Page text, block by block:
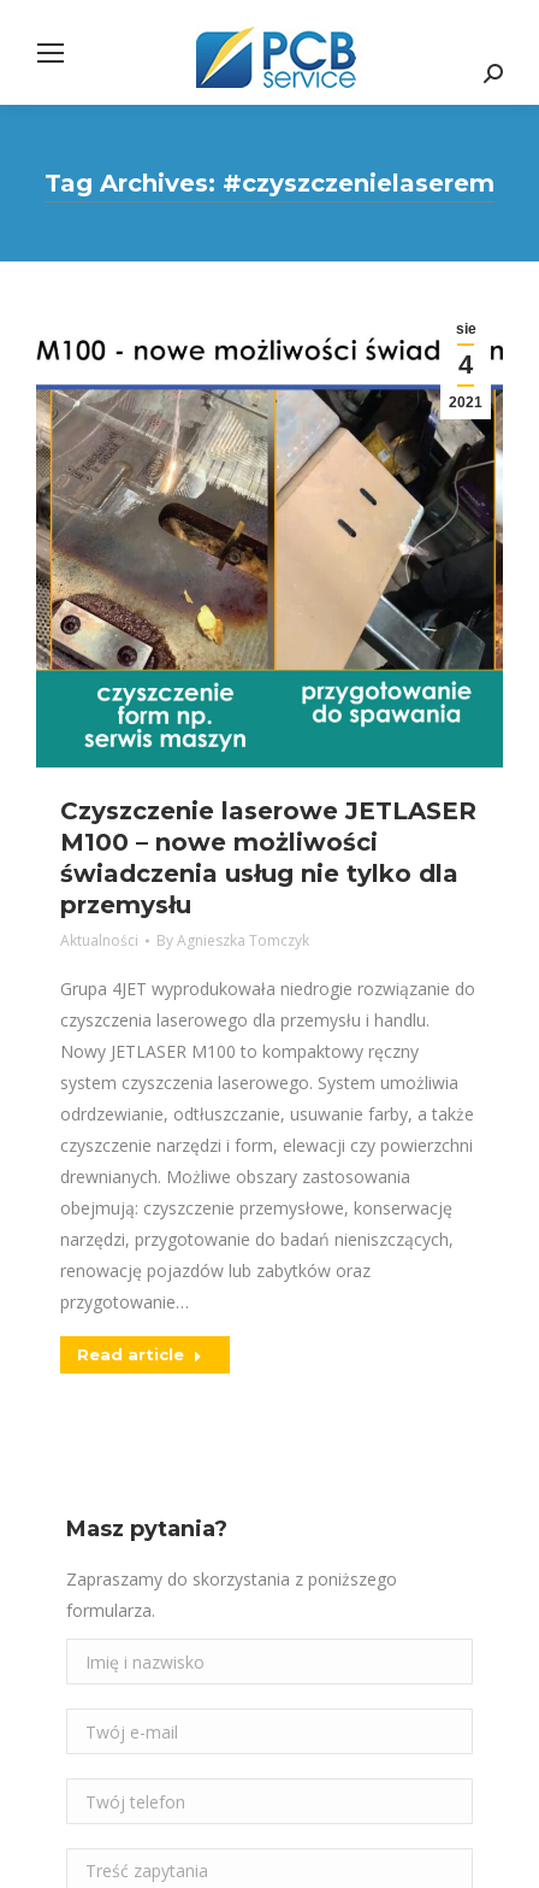
Search:
Tag Archives: #czyszczenielaserem
sie
4
2021
Czyszczenie laserowe JETLASER
M100 – nowe możliwości
świadczenia usług nie tylko dla
przemysłu
Aktualności ByAgnieszka Tomczyk
Grupa 4JET wyprodukowała niedrogie rozwiązanie do
czyszczenia laserowego dla przemysłu i handlu.
Nowy JETLASER M100 to kompaktowy ręczny
system czyszczenia laserowego. System umożliwia
odrdzewianie, odtłuszczanie, usuwanie farby, a także
czyszczenie narzędzi i form, elewacji czy powierzchni
drewnianych. Możliwe obszary zastosowania
obejmują: czyszczenie przemysłowe, konserwację
narzędzi, przygotowanie do badań nieniszczących,
renowację pojazdów lub zabytków oraz
przygotowanie…
Read article
Masz pytania?
Zapraszamy do skorzystania z poniższego
formularza.